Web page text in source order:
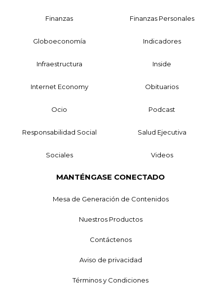
Finanzas Finanzas Personales
Globoeconomía Indicadores
Infraestructura Inside
Internet Economy Obituarios
Ocio Podcast
Responsabilidad Social Salud Ejecutiva
Sociales Videos
MANTÉNGASE CONECTADO
Mesa de Generación de Contenidos
Nuestros Productos
Contáctenos
Aviso de privacidad
Términos y Condiciones